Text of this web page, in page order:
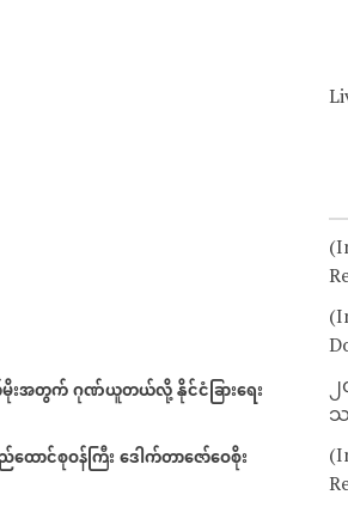
မိုးအတွက်ဂုဏ်ယူတယ်လို့နိုင်ငံခြားရေး
ောင်စုဝန်ကြီးဒေါက်တာဇော်ဝေစိုး